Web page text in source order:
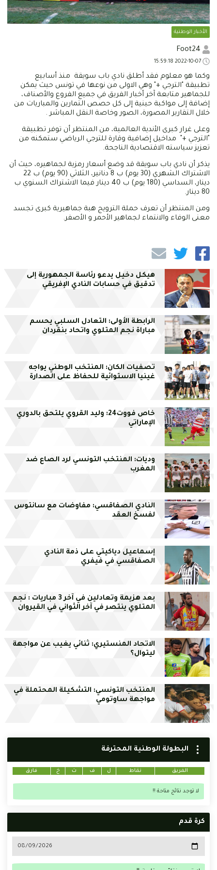
الأخبار الوطنية
وكما هو معلوم فقد أطلق نادي باب سويقة منذ أسابيع
تطبيقة "الترجي +" وهي الاولى من نوعها في تونس حيث يمكن
للجماهير متابعة آخر أخبار الفريق في جميع الفروع والأصناف،
إضافة إلى مواكبة حينية إلى كل حصص التمارين والمباريات من
خلال التقارير المصورة، الصور وخاصة النقل المباشر .
وعلى غرار كبرى الأندية العالمية، من المنتظر أن توفر تطبيقة
"الترجي +" مداخيل إضافية وقارة للترجي الرياضي ستمكنه من
تعزيز سياسته الاقتصادية الناجحة.
يذكر أن نادي باب سويقة قد وضع أسعار رمزية لجماهيره، حيث أن
الاشتراك الشهري (30 يوم) ب 8 دنانير، الثلاثي (90 يوم) ب 22
دينار، السداسي (180 يوم) ب 40 دينار فيما الاشتراك السنوي ب
80 دينار.
ومن المنتظر أن تعرف حملة الترويج هبة جماهيرية كبرى تجسد
معنى الوفاء والانتماء لجماهير الأحمر و الأصفر.
هيكل دخيل يدعو رئاسة الجمهورية إلى
تدقيق في حسابات النادي الإفريقي
الرابطة الأولى: التعادل السلبي يحسم
مباراة نجم المتلوي واتحاد بنقردان
تصفيات الكان: المنتخب الوطني يواجه
غينيا الاستوائية للحفاظ على الصدارة
خاص فووت24: وليد القروي يلتحق بالدوري
الإماراتي
وديات: المنتخب التونسي لرد الصاع ضد
المغرب
النادي الصفاقسي: مفاوضات مع سانتوس
لفسخ العقد
إسماعيل دياكيتي على ذمة النادي
الصفاقسي في فيفري
بعد هزيمة وتعادلين في آخر 3 مباريات : نجم
المتلوي ينتصر في آخر الثواني في القيروان
الاتحاد المنستيري: ثنائي يغيب عن مواجهة
ليتوال؟
المنتخب التونسي: التشكيلة المحتملة في
مواجهة ساوتومي
البطولة الوطنية المحترفة
الفريق نقاط ل ف ت خ فارق
لا توجد نتائج متاحة !!
كرة قدم